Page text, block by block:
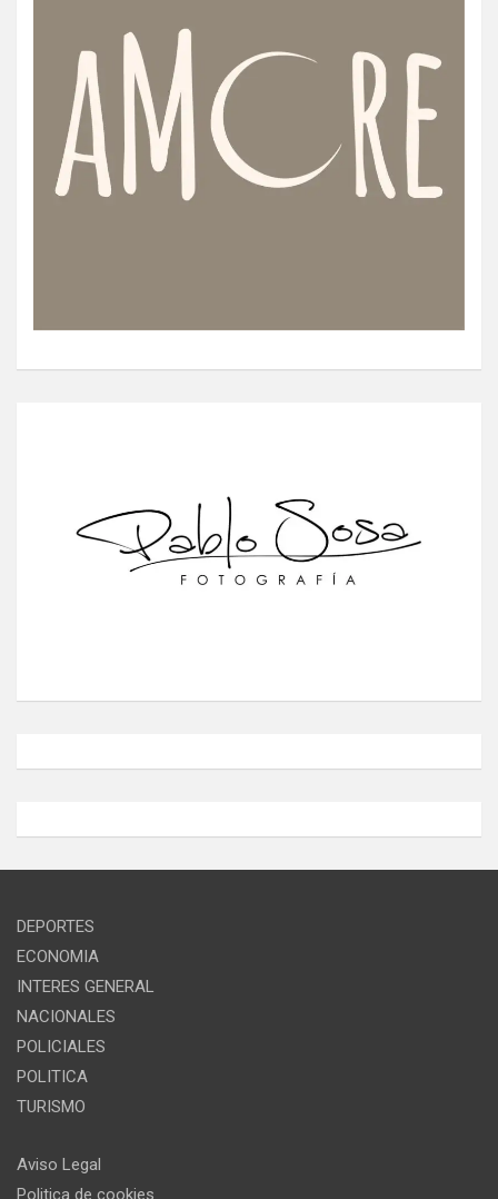
DEPORTES
ECONOMIA
INTERES GENERAL
NACIONALES
POLICIALES
POLITICA
TURISMO
Aviso Legal
Politica de cookies